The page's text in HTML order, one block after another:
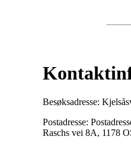
Besøksadresse:
Postadresse:
Raschs vei 8A, 1178